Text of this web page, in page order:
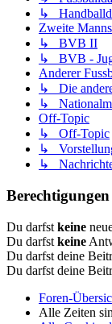
↳
Zweite
↳ BVB II
↳ BVB -
Anderer
↳ Die
↳
Off-Topic
↳ Off-Topic
↳
↳
Du darfst keine
Du darfst keine
Du darfst deine
Du darfst deine
Foren-
Alle Zeiten